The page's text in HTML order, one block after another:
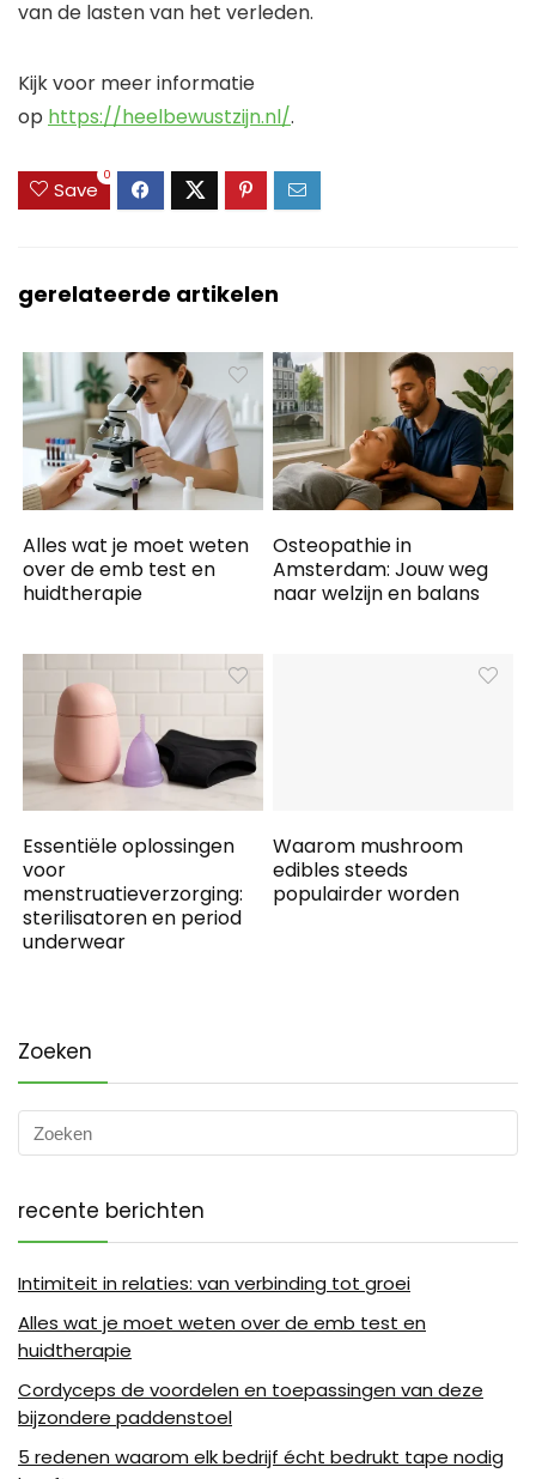
van de lasten van het verleden.
Kijk voor meer informatie
op https://heelbewustzijn.nl/.
Save
0
gerelateerde artikelen
Alles wat je moet weten
over de emb test en
huidtherapie
Osteopathie in
Amsterdam: Jouw weg
naar welzijn en balans
Essentiële oplossingen
voor
menstruatieverzorging:
sterilisatoren en period
underwear
Waarom mushroom
edibles steeds
populairder worden
Zoeken
recente berichten
Intimiteit in relaties: van verbinding tot groei
Alles wat je moet weten over de emb test en
huidtherapie
Cordyceps de voordelen en toepassingen van deze
bijzondere paddenstoel
5 redenen waarom elk bedrijf écht bedrukt tape nodig